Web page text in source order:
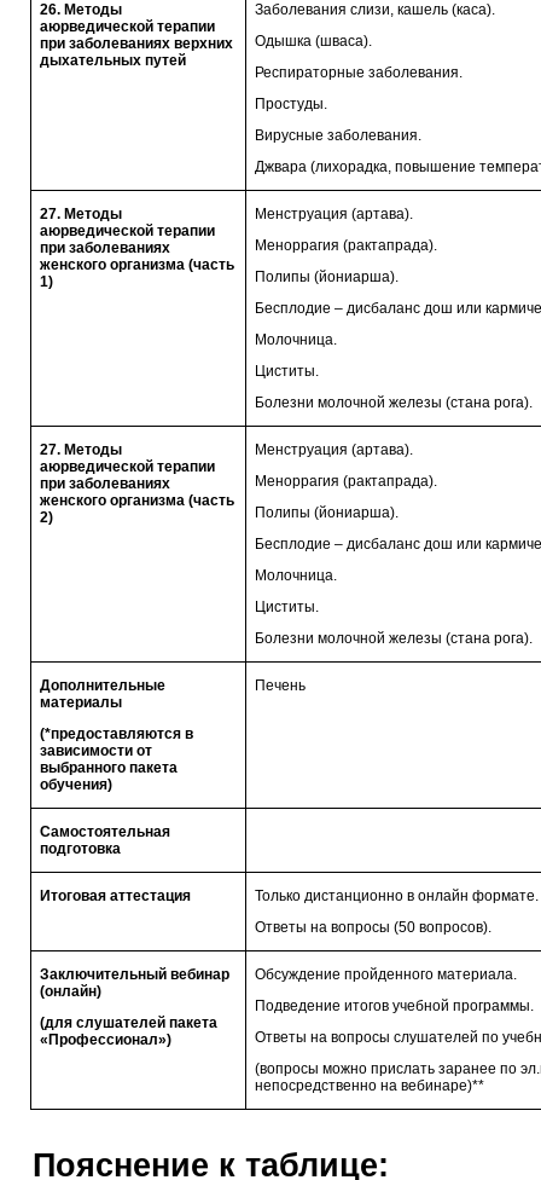
26. Методы
аюрведической терапии
при заболеваниях верхних
дыхательных путей
Заболевания слизи, кашель (каса).
Одышка (шваса).
Респираторные заболевания.
Простуды.
Вирусные заболевания.
Джвара (лихорадка, повышение
27. Методы
аюрведической терапии
при заболеваниях
женского организма (часть
1)
Менструация (артава).
Меноррагия (рактапрада).
Полипы (йониарша).
Бесплодие – дисбаланс дош или
Молочница.
Циститы.
Болезни молочной железы (стана рога).
27. Методы
аюрведической терапии
при заболеваниях
женского организма (часть
2)
Менструация (артава).
Меноррагия (рактапрада).
Полипы (йониарша).
Бесплодие – дисбаланс дош или
Молочница.
Циститы.
Болезни молочной железы (стана рога).
Дополнительные
материалы
(*предоставляются в
зависимости от
выбранного пакета
обучения)
Печень
Самостоятельная
подготовка
Итоговая аттестация
Только дистанционно в онлайн формате.
Ответы на вопросы (50 вопросов).
Заключительный вебинар
(онлайн)
(для слушателей пакета
«Профессионал»)
Обсуждение пройденного материала.
Подведение итогов учебной программы.
Ответы на вопросы слушателей по
(вопросы можно прислать заранее по
непосредственно на вебинаре)**
Пояснение к таблице: